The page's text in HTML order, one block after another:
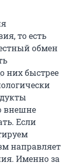
то есть
обмен
них быстрее
внешне
Если
направляет
Именно за